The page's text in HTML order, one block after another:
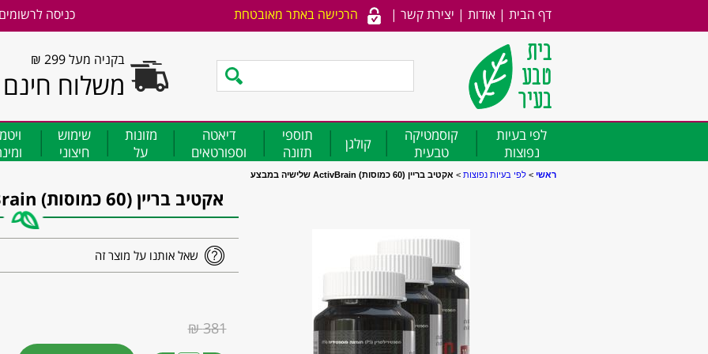
דף הבית | אודות | יצירת קשר | הרכישה באתר מאובטחת כניסה לרשומים
בקניה מעל 299 ₪
משלוח חינם
לפי בעיות
נפוצות
קוסמטיקה
טבעית
קולגן
תוספי
תזונה
דיאטה
וספורטאים
מזונות
על
שימוש
חיצוני
ראשי > לפי בעיות נפוצות > אקטיב בריין (60 כמוסות) ActivBrain שלישיה במבצע
אקטיב בריין (60 כמוסות) ActivBrain שלישיה במבצע
שאל אותנו על מוצר זה
381 ₪